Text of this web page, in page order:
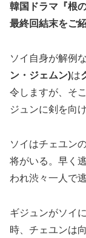
韓国ドラマ『根
最終回結末をご
ソイ自身が解例
ン・ジェムン)は
令しますが、そ
ジュンに剣を向け
ソイはチェユン
将がいる。早く
われ渋々一人で
ギジュンがソイ
時、チェユンは